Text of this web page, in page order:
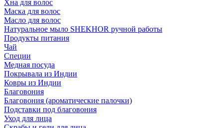
Хна для волос
Маска для волос
Масло для волос
Натуральное мыло SHEKHOR ручной работы
Продукты питания
Чай
Специи
Медная посуда
Покрывала из Индии
Ковры из Индии
Благовония
Благовония (ароматические палочки)
Подставки под благовония
Уход для лица